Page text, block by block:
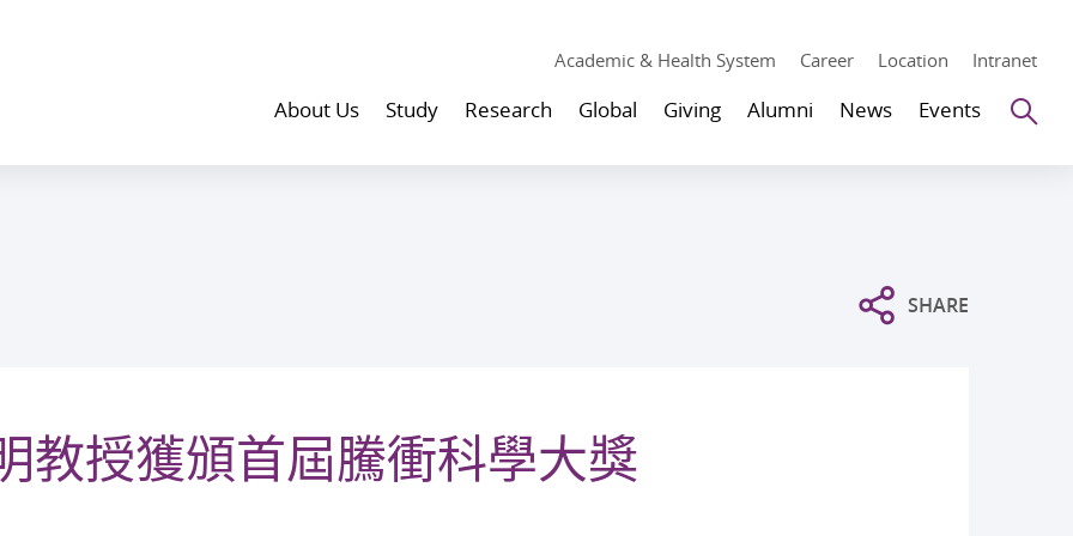
Academic & Health System Career Location Intranet
About Us Study Research Global Giving Alumni News Events
SHARE
教授獲頒首屆騰衝科學大獎